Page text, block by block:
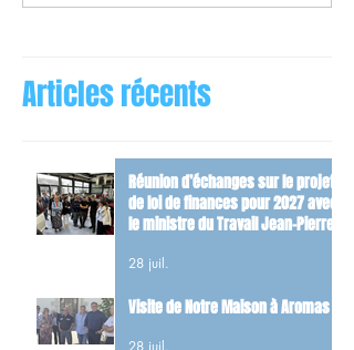
Articles récents
Réunion d’échanges sur le projet
de loi de finances pour 2027 avec
le ministre du Travail Jean-Pierre
28 juil.
Visite de Notre Maison à Aromas
28 juil.